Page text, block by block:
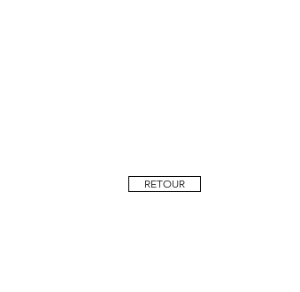
RETOUR